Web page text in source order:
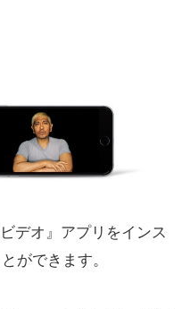
デオ』アプリをインス
ができます。